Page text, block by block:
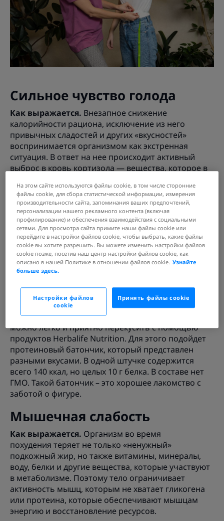
Сильное чувство голода
Как выражается. Внезапное снижение
калорийности рациона, исключение из него
привычных сладостей и других «вкусностей»
воспринимается организмом как экстренная
ситуация. В ответ на нее происходит активный
выброс в кровь кортизола — вещества, которое в
Этот гормон в буквальном смысле слова
заставляет нас прервать диету: он взывает к
чувству голода и призывает накопить побольше
жира, чтобы пережить этот «тяжелый момент».
Что делать. Отвлекать себя приятными
занятиями, достаточным количеством отдыха и
побольше смеяться. Это не ошибка: смех и
хорошее настроение активирует выброс
блокируют его действие и «успокаивают»
организм, говоря ему: «Все хорошо! Можешь
перестать вырабатывать гормон стресса». Также
можно легко и приятно перекусить с помощью
продуктов Herbalife Nutrition. Для этого подойдет
протеиновый батончик, который представлен
разными вкусами. В одной штучке содержится
всего 140 ккал, но целых 10 г белка. В составе нет
ГМО. Такой батончик – это хорошее лакомство с
заботой о фигуре.
Мышечная слабость
Как выражается. Организм во время
похудения теряет не только «ненужный»
подкожный жир, но также витамины, минералы,
воду, белки и другие вещества, которые участвуют
в метаболизме. Поэтому тело ограничивает
активность мышц, которым не хватает гликогена
или протеина, которые обеспечивают мышцам
энергию и восстановление ресурсов.
На этом сайте используются файлы cookie, в том числе сторонние
файлы cookie, для сбора статистической информации, измерения
производительности сайта, запоминания ваших предпочтений,
персонализации нашего рекламного контента (включая
профилирование) и обеспечения взаимодействия с социальными
сетями. Для просмотра сайта примите наши файлы cookie или
перейдите в настройки файлов cookie, чтобы выбрать, какие файлы
cookie вы хотите разрешить. Вы можете изменить настройки файлов
cookie позже, посетив наш центр настройки файлов cookie, как
описано в нашей Политике в отношении файлов cookie. Узнайте
больше здесь.
Принять файлы cookie
Настройки файлов
cookie